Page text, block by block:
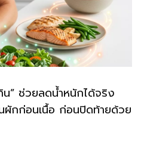
น” ช่วยลดน้ำหนักได้จริง
ผักก่อนเนื้อ ก่อนปิดท้ายด้วย